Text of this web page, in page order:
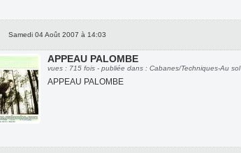
Samedi 04 Août 2007 à 14:03
APPEAU PALOMBE
vues : 715 fois - publiée dans : Cabanes/Techniques-Au sol
APPEAU PALOMBE